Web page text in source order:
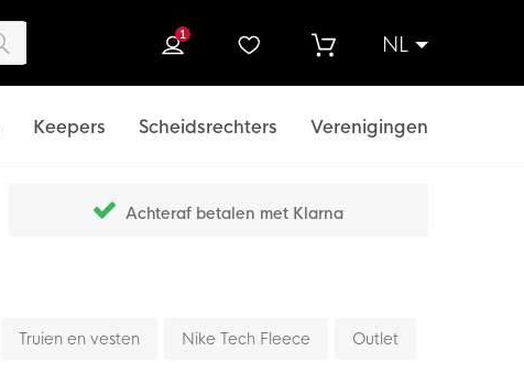
NL
1
Keepers Scheidsrechters Verenigingen
Achteraf betalen met Klarna
Truien en vesten Nike Tech Fleece Outlet